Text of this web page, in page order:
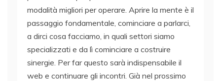
modalità migliori per operare. Aprire la mente è il
passaggio fondamentale, cominciare a parlarci,
a dirci cosa facciamo, in quali settori siamo
specializzati e da lì cominciare a costruire
sinergie. Per far questo sarà indispensabile il
web e continuare gli incontri. Già nel prossimo